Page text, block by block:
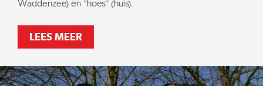
Waddenzee) en “hoes” (huis).
LEES MEER